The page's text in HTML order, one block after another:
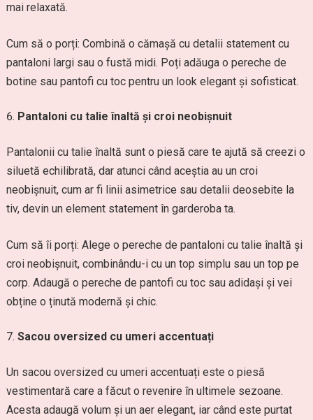
mai relaxată.
Cum să o porți: Combină o cămașă cu detalii statement cu
pantaloni largi sau o fustă midi. Poți adăuga o pereche de
botine sau pantofi cu toc pentru un look elegant și sofisticat.
Pantaloni cu talie înaltă și croi neobișnuit
Pantalonii cu talie înaltă sunt o piesă care te ajută să creezi o
siluetă echilibrată, dar atunci când aceștia au un croi
neobișnuit, cum ar fi linii asimetrice sau detalii deosebite la
tiv, devin un element statement în garderoba ta.
Cum să îi porți: Alege o pereche de pantaloni cu talie înaltă și
croi neobișnuit, combinându-i cu un top simplu sau un top pe
corp. Adaugă o pereche de pantofi cu toc sau adidași și vei
obține o ținută modernă și chic.
Sacou oversized cu umeri accentuați
Un sacou oversized cu umeri accentuați este o piesă
vestimentară care a făcut o revenire în ultimele sezoane.
Acesta adaugă volum și un aer elegant, iar când este purtat